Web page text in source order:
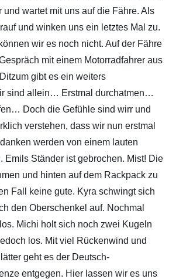
und wartet mit uns auf die Fähre. Als
und winken uns ein letztes Mal zu.
wir es noch nicht. Auf der Fähre
mit einem Motorradfahrer aus
gibt es ein weiters
sind allein… Erstmal durchatmen…
Doch die Gefühle sind wirr und
verstehen, dass wir nun erstmal
werden von einem lauten
Emils Ständer ist gebrochen. Mist! Die
und hinten auf dem Rackpack zu
Fall keine gute. Kyra schwingt sich
den Oberschenkel auf. Nochmal
Michi holt sich noch zwei Kugeln
los. Mit viel Rückenwind und
geht es der Deutsch-
entgegen. Hier lassen wir es uns